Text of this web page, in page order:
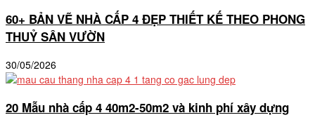
60+ BẢN VẼ NHÀ CẤP 4 ĐẸP THIẾT KẾ THEO PHONG
THUỶ SÂN VƯỜN
30/05/2026
20 Mẫu nhà cấp 4 40m2-50m2 và kinh phí xây dựng